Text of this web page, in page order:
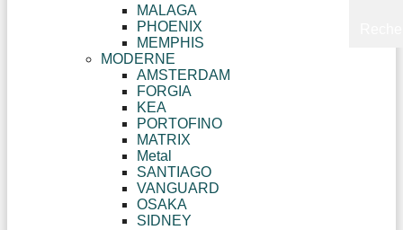
MALAGA
PHOENIX
MEMPHIS
MODERNE
AMSTERDAM
FORGIA
KEA
PORTOFINO
MATRIX
Metal
SANTIAGO
VANGUARD
OSAKA
SIDNEY